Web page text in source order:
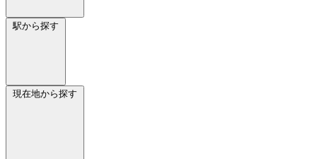
駅から探す
現在地から探す